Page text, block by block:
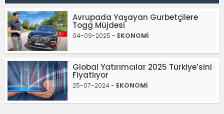
Avrupada Yaşayan Gurbetçilere
Togg Müjdesi
04-09-2025 - EKONOMİ
Global Yatırımcılar 2025 Türkiye’sini
Fiyatlıyor
25-07-2024 - EKONOMİ